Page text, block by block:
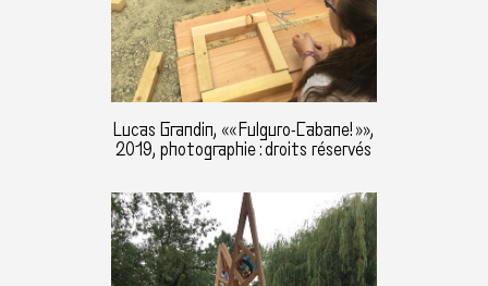
Lucas Grandin, «« Fulguro-Cabane! »»,
2019, photographie : droits réservés